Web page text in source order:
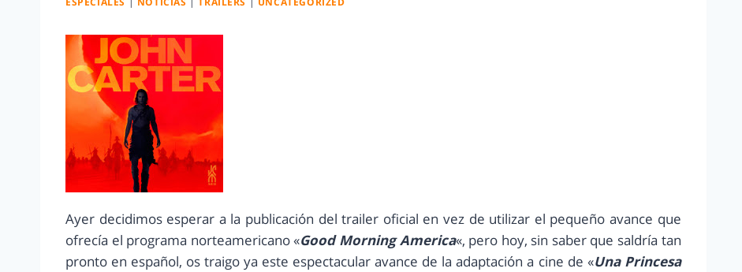
Ayer decidimos esperar a la publicación del trailer oficial en vez de utilizar el pequeño avance que
ofrecía el programa norteamericano «Good Morning America«, pero hoy, sin saber que saldría tan
pronto en español, os traigo ya este espectacular avance de la adaptación a cine de «Una Princesa